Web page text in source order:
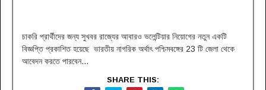
চাকরি প্রার্থীদের জন্য সুখবর রাজ্যের আবারও ভলেন্টিয়ার নিয়োগের নতুন একটি
বিজ্ঞপ্তি প্রকাশিত হয়েছে ভারতীয় নাগরিক অর্থাৎ পশ্চিমবঙ্গের 23 টি জেলা থেকে
আবেদন করতে পারবেন...
SHARE THIS: